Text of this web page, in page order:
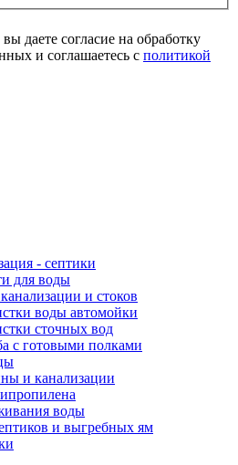
даете согласие на обработку
и соглашаетесь с политикой
- септики
для воды
и стоков
воды автомойки
сточных вод
с готовыми полками
и канализации
воды
и выгребных ям